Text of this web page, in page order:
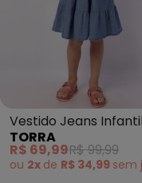
Vestido Jeans Infantil
(Azul)
TORRA
R$ 69,99R$ 99,99
ou 2x de R$ 34,99 sem